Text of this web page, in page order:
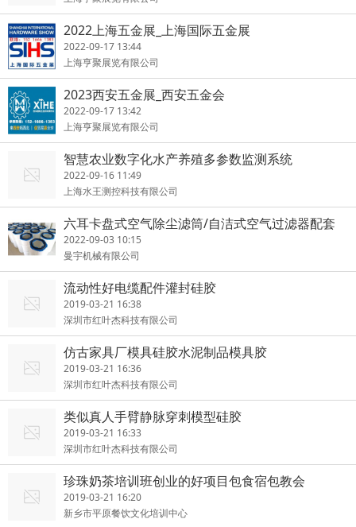
2022上海五金展_上海国际五金展
2022-09-17 13:44
上海亨聚展览有限公司
2023西安五金展_西安五金会
2022-09-17 13:42
上海亨聚展览有限公司
智慧农业数字化水产养殖多参数监测系统
2022-09-16 11:49
上海水王测控科技有限公司
六耳卡盘式空气除尘滤筒/自洁式空气过滤器配套
2022-09-03 10:15
曼宇机械有限公司
流动性好电缆配件灌封硅胶
2019-03-21 16:38
深圳市红叶杰科技有限公司
仿古家具厂模具硅胶水泥制品模具胶
2019-03-21 16:36
深圳市红叶杰科技有限公司
类似真人手臂静脉穿刺模型硅胶
2019-03-21 16:33
深圳市红叶杰科技有限公司
珍珠奶茶培训班创业的好项目包食宿包教会
2019-03-21 16:20
新乡市平原餐饮文化培训中心